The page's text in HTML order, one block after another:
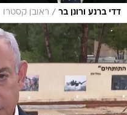
דדי ברנע ורונן בר / ראובן קסטרו